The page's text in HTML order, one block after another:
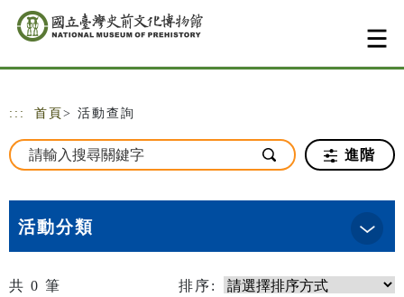
跳到主要內容
網站導覽
::: 首頁 > 活動查詢
進階
活動分類
共 0 筆 排序: